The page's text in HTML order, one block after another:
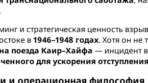
и стратегическая ценность
в1946–1948 годах. Хотя он не
поезда Каир–Хайфа — инцидент
для ускорения
и операционная философия